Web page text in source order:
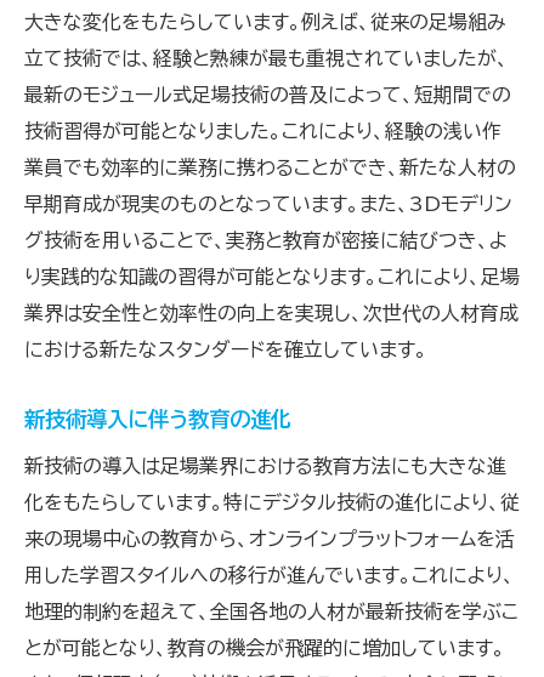
大きな変化をもたらしています。例えば、従来の足場組み
立て技術では、経験と熟練が最も重視されていましたが、
最新のモジュール式足場技術の普及によって、短期間での
技術習得が可能となりました。これにより、経験の浅い作
業員でも効率的に業務に携わることができ、新たな人材の
早期育成が現実のものとなっています。また、3Dモデリン
グ技術を用いることで、実務と教育が密接に結びつき、よ
り実践的な知識の習得が可能となります。これにより、足場
業界は安全性と効率性の向上を実現し、次世代の人材育成
における新たなスタンダードを確立しています。
新技術導入に伴う教育の進化
新技術の導入は足場業界における教育方法にも大きな進
化をもたらしています。特にデジタル技術の進化により、従
来の現場中心の教育から、オンラインプラットフォームを活
用した学習スタイルへの移行が進んでいます。これにより、
地理的制約を超えて、全国各地の人材が最新技術を学ぶこ
とが可能となり、教育の機会が飛躍的に増加しています。